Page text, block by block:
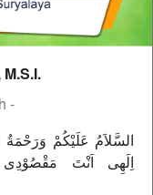
-
السَّلاَمُ عَلَيْكُمْ وَرَحْمَةُ
اِلَهِى اَنْتَ